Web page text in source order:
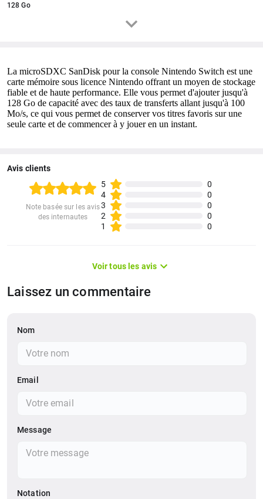
128 Go
La microSDXC SanDisk pour la console Nintendo Switch est une
carte mémoire sous licence Nintendo offrant un moyen de stockage
fiable et de haute performance. Elle vous permet d'ajouter jusqu'à
128 Go de capacité avec des taux de transferts allant jusqu'à 100
Mo/s, ce qui vous permet de conserver vos titres favoris sur une
seule carte et de commencer à y jouer en un instant.
Avis clients
Note basée sur les avis
des internautes
5
0
4
0
3
0
2
0
1
0
Voir tous les avis
Laissez un commentaire
Nom
Email
Message
Notation